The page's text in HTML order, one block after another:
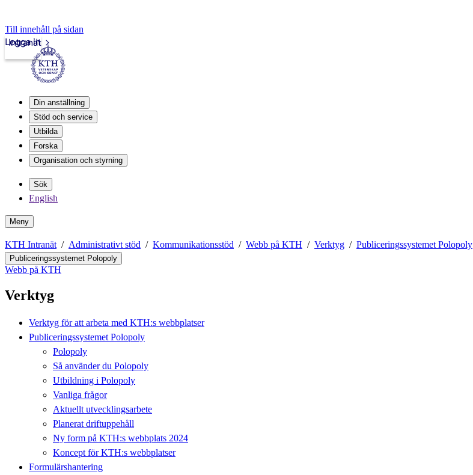
Till innehåll på sidan
Intranät
Logga in
Din anställning
Stöd och service
Utbilda
Forska
Organisation och styrning
Sök
English
Meny
KTH Intranät Administrativt stöd Kommunikationsstöd Webb på KTH Verktyg Publiceringssystemet Polopoly
Publiceringssystemet Polopoly
Webb på KTH
Verktyg
Verktyg för att arbeta med KTH:s webbplatser
Publiceringssystemet Polopoly
Polopoly
Så använder du Polopoly
Utbildning i Polopoly
Vanliga frågor
Aktuellt utvecklingsarbete
Planerat driftuppehåll
Ny form på KTH:s webbplats 2024
Koncept för KTH:s webbplatser
Formulärshantering